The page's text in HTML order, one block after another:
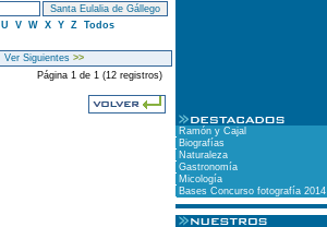
Santa Eulalia de Gállego
U V W X Y Z Todos
Ver Siguientes >>
Página 1 de 1 (12 registros)
Ramón y Cajal
Biografías
Naturaleza
Gastronomía
Micología
Bases Concurso fotografía 2014